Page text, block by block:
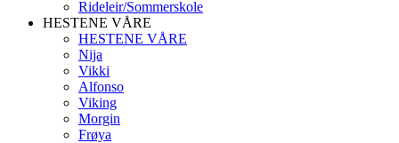
Rideleir/Sommerskole
HESTENE VÅRE
HESTENE VÅRE
Nija
Vikki
Alfonso
Viking
Morgin
Frøya